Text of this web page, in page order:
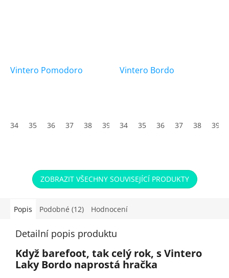
Vintero Pomodoro
34 35 36 37 38 39 40 41 42 43 44 45
Vintero Bordo
34 35 36 37 38 39
ZOBRAZIT VŠECHNY SOUVISEJÍCÍ PRODUKTY
Popis Podobné (12) Hodnocení
Detailní popis produktu
Když barefoot, tak celý rok, s Vintero
Laky Bordo naprostá hračka